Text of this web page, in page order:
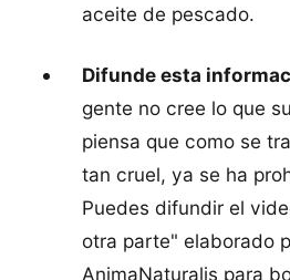
aceite de pescado.
Difunde esta
gente no cree lo que
piensa que como se
tan cruel, ya se ha
Puedes difundir el
otra parte" elaborado
AnimaNaturalis para